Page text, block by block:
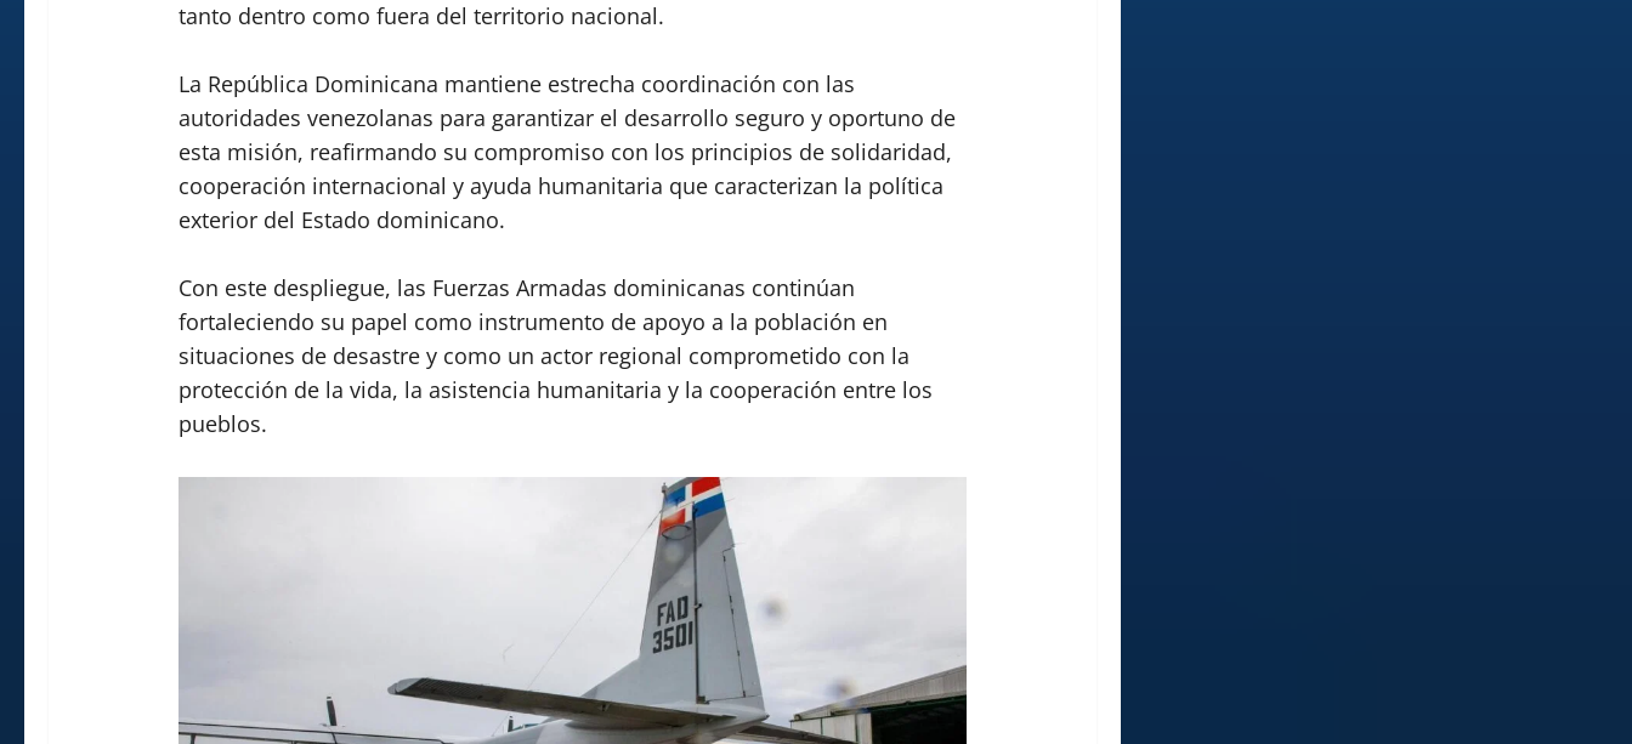
tanto dentro como fuera del territorio nacional.
La República Dominicana mantiene estrecha coordinación con las
autoridades venezolanas para garantizar el desarrollo seguro y oportuno de
esta misión, reafirmando su compromiso con los principios de solidaridad,
cooperación internacional y ayuda humanitaria que caracterizan la política
exterior del Estado dominicano.
Con este despliegue, las Fuerzas Armadas dominicanas continúan
fortaleciendo su papel como instrumento de apoyo a la población en
situaciones de desastre y como un actor regional comprometido con la
protección de la vida, la asistencia humanitaria y la cooperación entre los
pueblos.